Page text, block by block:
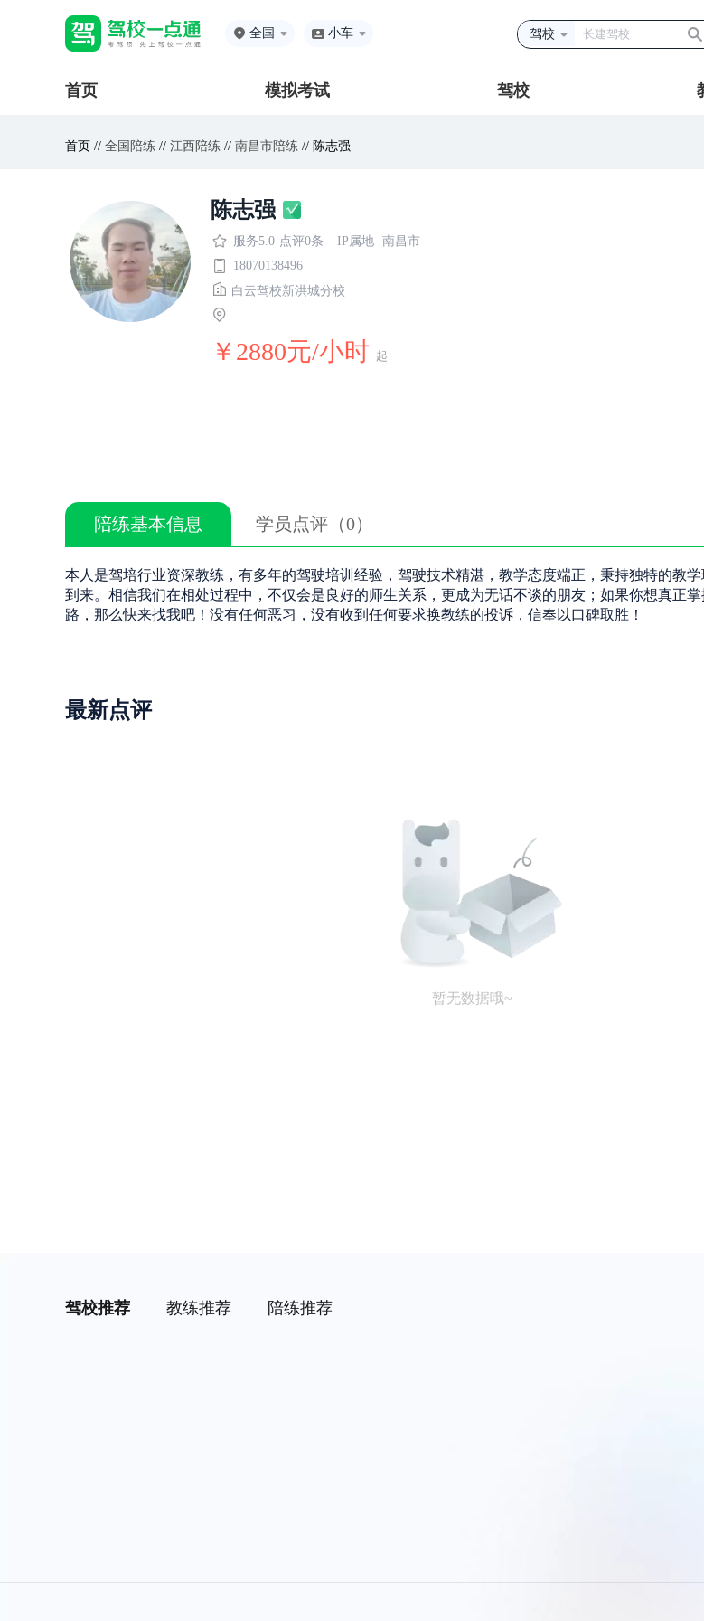
全国 小车 驾校
首页 模拟考试 驾校
首页 // 全国陪练 // 江西陪练 // 南昌市陪练 // 陈志强
陈志强
服务5.0 点评0条 IP属地 南昌市
18070138496
白云驾校新洪城分校
￥2880元/小时 起
陪练基本信息 学员点评（0）
本人是驾培行业资深教练，有多年的驾驶培训经验，驾驶技术精湛，教学态度端正，秉持独特的教
到来。相信我们在相处过程中，不仅会是良好的师生关系，更成为无话不谈的朋友；如果你想真正
路，那么快来找我吧！没有任何恶习，没有收到任何要求换教练的投诉，信奉以口碑取胜！
最新点评
暂无数据哦~
驾校推荐 教练推荐 陪练推荐